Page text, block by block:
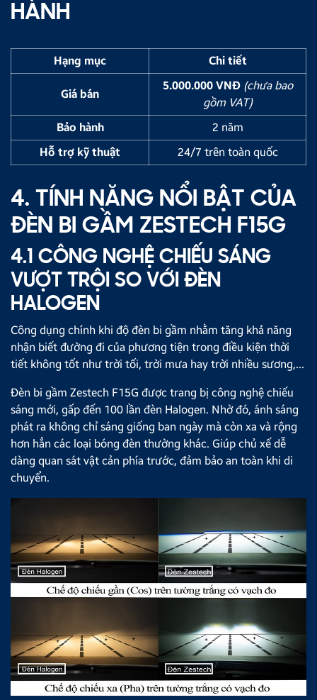
HÀNH
Hạng mục Chi tiết
Giá bán
5.000.000 VNĐ (chưa bao
gồm VAT)
Bảo hành
2 năm
Hỗ trợ kỹ thuật
24/7 trên toàn quốc
4. TÍNH NĂNG NỔI BẬT CỦA
ĐÈN BI GẦM ZESTECH F15G
4.1 CÔNG NGHỆ CHIẾU SÁNG
VƯỢT TRỘI SO VỚI ĐÈN
HALOGEN
Công dụng chính khi độ đèn bi gầm nhằm tăng khả năng
nhận biết đường đi của phương tiện trong điều kiện thời
tiết không tốt như trời tối, trời mưa hay trời nhiều sương,...
Đèn bi gầm Zestech F15G được trang bị công nghệ chiếu
sáng mới, gấp đến 100 lần đèn Halogen. Nhờ đó, ánh sáng
phát ra không chỉ sáng giống ban ngày mà còn xa và rộng
hơn hẳn các loại bóng đèn thường khác. Giúp chủ xế dễ
dàng quan sát vật cản phía trước, đảm bảo an toàn khi di
chuyển.